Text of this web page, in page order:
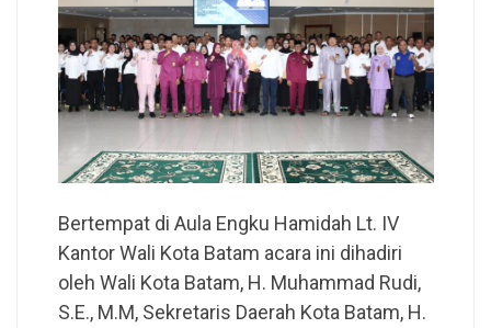
Bertempat di Aula Engku Hamidah Lt. IV
Kantor Wali Kota Batam acara ini dihadiri
oleh Wali Kota Batam, H. Muhammad Rudi,
S.E., M.M, Sekretaris Daerah Kota Batam, H.